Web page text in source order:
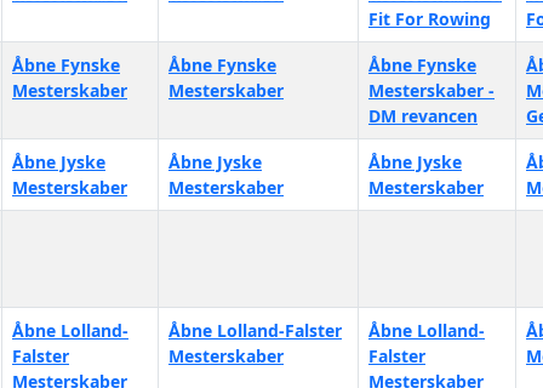
Fit For Rowing
Åbne Fynske
Mesterskaber
Åbne Fynske
Mesterskaber
Åbne Fynske
Mesterskaber -
DM revancen
Åbne Jyske
Mesterskaber
Åbne Jyske
Mesterskaber
Åbne Jyske
Mesterskaber
Åbne Lolland-
Falster
Mesterskaber
Åbne Lolland-Falster
Mesterskaber
Åbne Lolland-
Falster
Mesterskaber